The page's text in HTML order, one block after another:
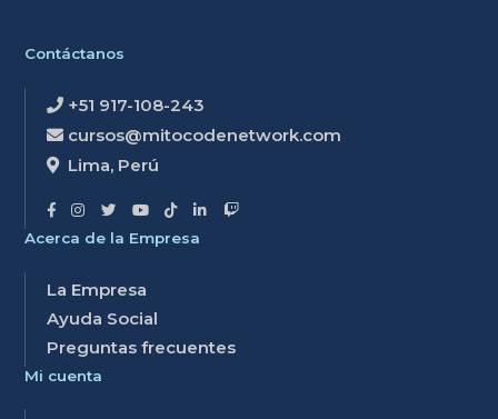
Contáctanos
+51 917-108-243
cursos@mitocodenetwork.com
Lima, Perú
Acerca de la Empresa
La Empresa
Ayuda Social
Preguntas frecuentes
Mi cuenta